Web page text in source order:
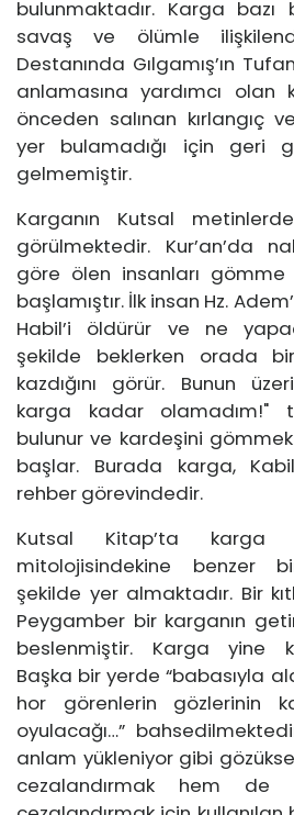
bulunmaktadır. Karga
savaş ve ölümle
Destanında Gılgamış’ın
anlamasına yardımcı olan
önceden salınan kırlangıç
yer bulamadığı için geri
gelmemiştir.
Karganın Kutsal
görülmektedir. Kur’an’da
göre ölen insanları
başlamıştır. İlk insan Hz.
Habil’i öldürür ve ne
şekilde beklerken orada
kazdığını görür. Bunun
karga kadar olamadım!"
bulunur ve kardeşini
başlar. Burada karga,
rehber görevindedir.
Kutsal Kitap’ta
mitolojisindekine benzer
şekilde yer almaktadır. Bir
Peygamber bir karganın
beslenmiştir. Karga yine
Başka bir yerde “babasıyla
hor görenlerin gözlerinin
oyulacağı…”
anlam yükleniyor gibi
cezalandırmak hem